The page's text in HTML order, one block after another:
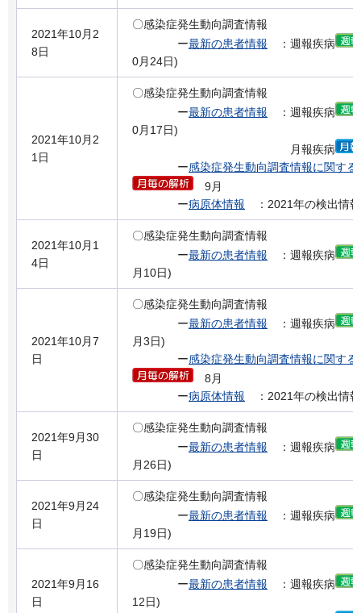
2021年10月2
8日
〇感染症発生動向調査情報
ー最新の患者情報 ：週報疾病
0月24日)
2021年10月2
1日
〇感染症発生動向調査情報
ー最新の患者情報 ：週報疾病
0月17日)
月報疾病
ー感染症発生動向調査情報に関す
9月
ー病原体情報 ：2021年の検出情報
2021年10月1
4日
〇感染症発生動向調査情報
ー最新の患者情報 ：週報疾病
月10日)
2021年10月7
日
〇感染症発生動向調査情報
ー最新の患者情報 ：週報疾病
月3日)
ー感染症発生動向調査情報に関す
8月
ー病原体情報 ：2021年の検出情報
2021年9月30
日
〇感染症発生動向調査情報
ー最新の患者情報 ：週報疾病
月26日)
2021年9月24
日
〇感染症発生動向調査情報
ー最新の患者情報 ：週報疾病
月19日)
2021年9月16
日
〇感染症発生動向調査情報
ー最新の患者情報 ：週報疾病
12日)